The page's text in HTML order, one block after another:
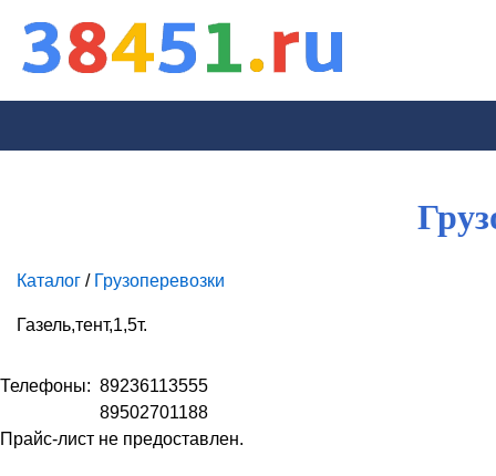
Каталог / Грузоперевозки
Газель,тент,1,5т.
Телефоны: 89236113555
89502701188
Прайс-лист не предоставлен.